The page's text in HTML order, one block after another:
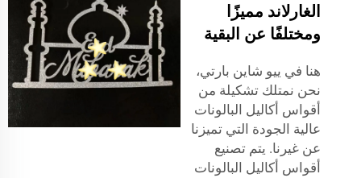
الغارلاند مميزًا
ومختلفًا عن البقية
هنا في ييو شاين بارتي،
نحن نمتلك تشكيلة من
أقواس أكاليل البالونات
عالية الجودة التي تميزنا
عن غيرنا. يتم تصنيع
أقواس أكاليل البالونات